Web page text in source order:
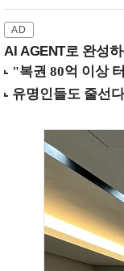
AI AGENT로 완성